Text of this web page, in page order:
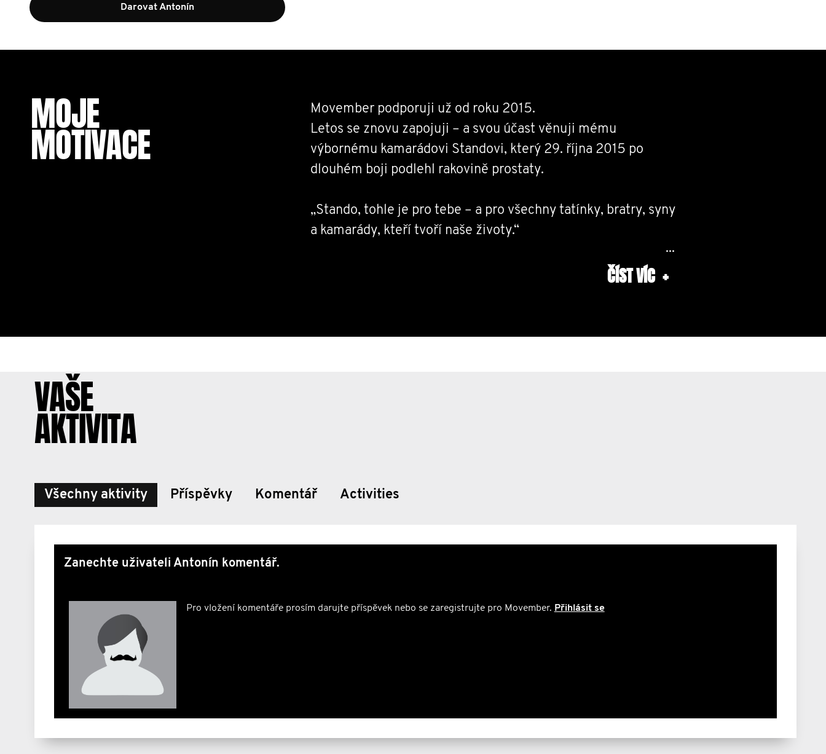
Darovat Antonín
MOJE
MOTIVACE
Movember podporuji už od roku 2015.
Letos se znovu zapojuji – a svou účast věnuji mému
výbornému kamarádovi Standovi, který 29. října 2015 po
dlouhém boji podlehl rakovině prostaty.
„Stando, tohle je pro tebe – a pro všechny tatínky, bratry, syny
a kamarády, kteří tvoří naše životy.“
Díky skvělým lidem kolem mě se už podařilo vybrat krásných
#Movember
ČÍST VÍC +
VAŠE
AKTIVITA
Všechny aktivity Příspěvky Komentář Activities
Zanechte uživateli Antonín komentář.
Pro vložení komentáře prosím darujte příspěvek nebo se zaregistrujte pro Movember. Přihlásit se